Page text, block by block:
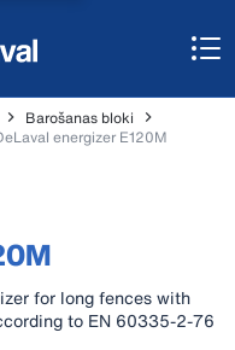
Barošanas bloki
energizer E120M
for long fences with
to EN 60335-2-76